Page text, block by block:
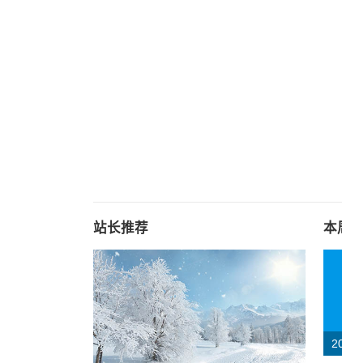
站长推荐 本